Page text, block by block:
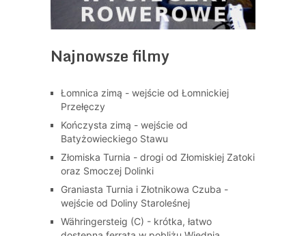
Najnowsze filmy
Łomnica zimą - wejście od Łomnickiej
Przełęczy
Kończysta zimą - wejście od
Batyżowieckiego Stawu
Złomiska Turnia - drogi od Złomiskiej Zatoki
oraz Smoczej Dolinki
Graniasta Turnia i Złotnikowa Czuba -
wejście od Doliny Staroleśnej
Währingersteig (C) - krótka, łatwo